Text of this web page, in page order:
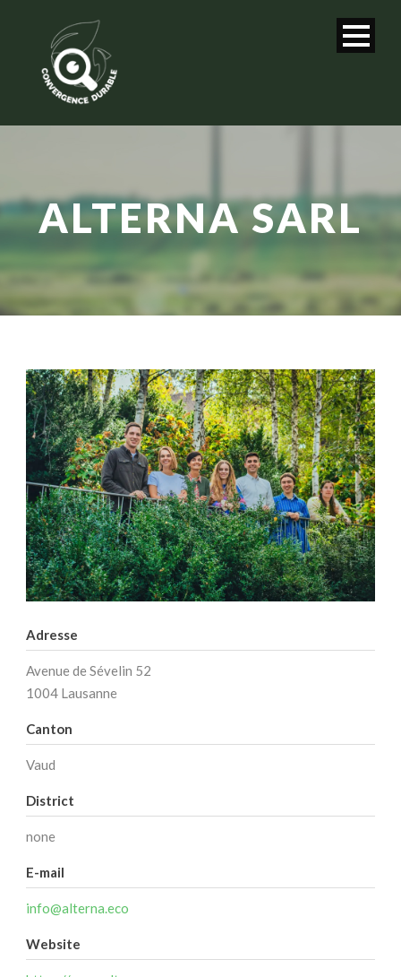
ALTERNA SARL
Adresse
Avenue de Sévelin 52
1004 Lausanne
Canton
Vaud
District
none
E-mail
info@alterna.eco
Website